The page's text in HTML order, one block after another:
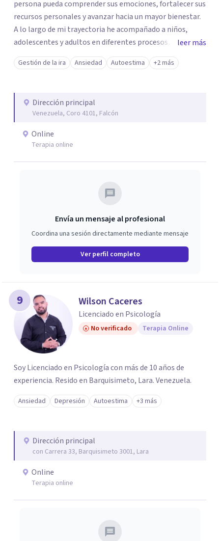
persona pueda comprender sus emociones, fortalecer sus
recursos personales y avanzar hacia un mayor bienestar.
A lo largo de mi trayectoria he acompañado a niños,
adolescentes y adultos en diferentes procesos
emocionales. Actualmente realizo consultas
psicológicas en modalidad online, ofreciendo un servicio
necesidades de cada paciente.
leer más
Gestión de la ira Ansiedad Autoestima +2 más
Dirección principal
Venezuela, Coro 4101, Falcón
Online
Terapia online
Envía un mensaje al profesional
Coordina una sesión directamente mediante mensaje
Ver perfil completo
9 Wilson Caceres
Licenciado en Psicología
No verificado Terapia Online
Soy Licenciado en Psicología con más de 10 años de
experiencia. Resido en Barquisimeto, Lara. Venezuela.
Ansiedad Depresión Autoestima +3 más
Dirección principal
con Carrera 33, Barquisimeto 3001, Lara
Online
Terapia online